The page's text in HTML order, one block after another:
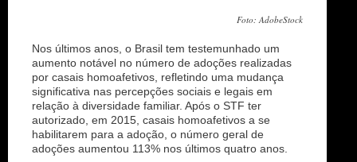
Foto: AdobeStock
Nos últimos anos, o Brasil tem testemunhado um
aumento notável no número de adoções realizadas
por casais homoafetivos, refletindo uma mudança
significativa nas percepções sociais e legais em
relação à diversidade familiar. Após o STF ter
autorizado, em 2015, casais homoafetivos a se
habilitarem para a adoção, o número geral de
adoções aumentou 113% nos últimos quatro anos.